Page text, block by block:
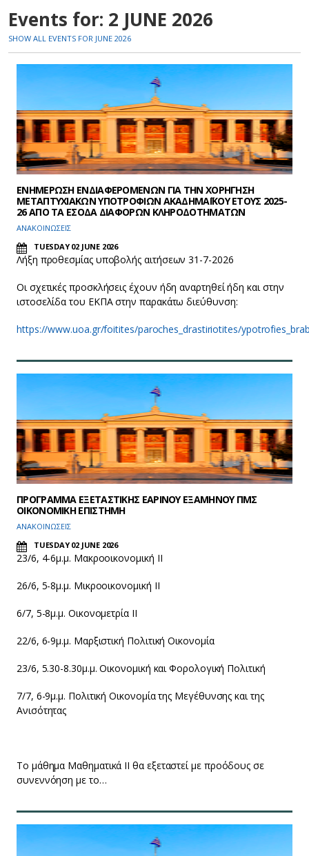
Events for: 2 JUNE 2026
SHOW ALL EVENTS FOR JUNE 2026
ΕΝΗΜΕΡΩΣΗ ΕΝΔΙΑΦΕΡΟΜΕΝΩΝ ΓΙΑ ΤΗΝ ΧΟΡΗΓΗΣΗ
ΜΕΤΑΠΤΥΧΙΑΚΩΝ ΥΠΟΤΡΟΦΙΩΝ ΑΚΑΔΗΜΑΪΚΟΥ ΕΤΟΥΣ 2025-
26 ΑΠΟ ΤΑ ΕΣΟΔΑ ΔΙΑΦΟΡΩΝ ΚΛΗΡΟΔΟΤΗΜΑΤΩΝ
ΑΝΑΚΟΙΝΩΣΕΙΣ
TUESDAY 02 JUNE 2026
Λήξη προθεσμίας υποβολής αιτήσεων 31-7-2026
Οι σχετικές προσκλήσεις έχουν ήδη αναρτηθεί ήδη και στην
ιστοσελίδα του ΕΚΠΑ στην παρακάτω διεύθυνση:
https://www.uoa.gr/foitites/paroches_drastiriotites/
ΠΡΟΓΡΑΜΜΑ ΕΞΕΤΑΣΤΙΚΗΣ ΕΑΡΙΝΟΥ ΕΞΑΜΗΝΟΥ ΠΜΣ
ΟΙΚΟΝΟΜΙΚΗ ΕΠΙΣΤΗΜΗ
ΑΝΑΚΟΙΝΩΣΕΙΣ
TUESDAY 02 JUNE 2026
23/6, 4-6μ.μ. Μακροοικονομική ΙΙ
26/6, 5-8μ.μ. Μικροοικονομική ΙΙ
6/7, 5-8μ.μ. Οικονομετρία ΙΙ
22/6, 6-9μ.μ. Μαρξιστική Πολιτική Οικονομία
23/6, 5.30-8.30μ.μ. Οικονομική και Φορολογική Πολιτική
7/7, 6-9μ.μ. Πολιτική Οικονομία της Μεγέθυνσης και της
Ανισότητας
Το μάθημα Μαθηματικά ΙΙ θα εξεταστεί με προόδους σε
συνεννόηση με το…